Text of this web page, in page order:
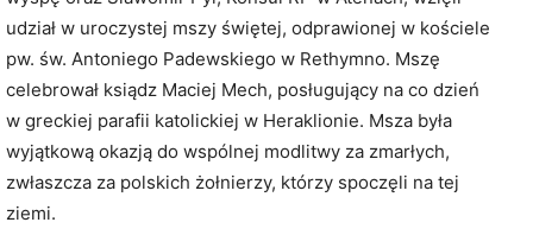
udział w uroczystej mszy świętej, odprawionej w kościele
pw. św. Antoniego Padewskiego w Rethymno. Mszę
celebrował ksiądz Maciej Mech, posługujący na co dzień
w greckiej parafii katolickiej w Heraklionie. Msza była
wyjątkową okazją do wspólnej modlitwy za zmarłych,
zwłaszcza za polskich żołnierzy, którzy spoczęli na tej
ziemi.